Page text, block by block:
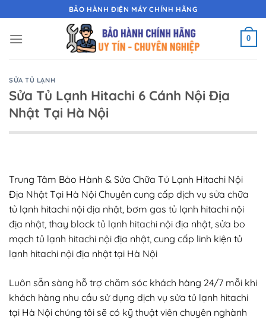
đến
nội
BẢO HÀNH ĐIỆN MÁY CHÍNH HÃNG
0
SỬA TỦ LẠNH
Sửa Tủ Lạnh Hitachi 6 Cánh Nội Địa
Nhật Tại Hà Nội
Trung Tâm Bảo Hành & Sửa Chữa Tủ Lạnh Hitachi Nội
Địa Nhật Tại Hà Nội Chuyên cung cấp dịch vụ sửa chữa
tủ lạnh hitachi nội địa nhật, bơm gas tủ lạnh hitachi nội
địa nhật, thay block tủ lạnh hitachi nội địa nhật, sửa bo
mạch tủ lạnh hitachi nội địa nhật, cung cấp linh kiện tủ
lạnh hitachi nội địa nhật tại Hà Nội
Luôn sẵn sàng hỗ trợ chăm sóc khách hàng 24/7 mỗi khi
khách hàng nhu cầu sử dụng dịch vụ sửa tủ lạnh hitachi
tại Hà Nội chúng tôi sẽ có kỹ thuật viên chuyên nghành